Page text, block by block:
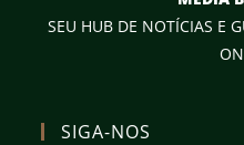
SEU HUB DE NOTÍCIAS E
SIGA-NOS